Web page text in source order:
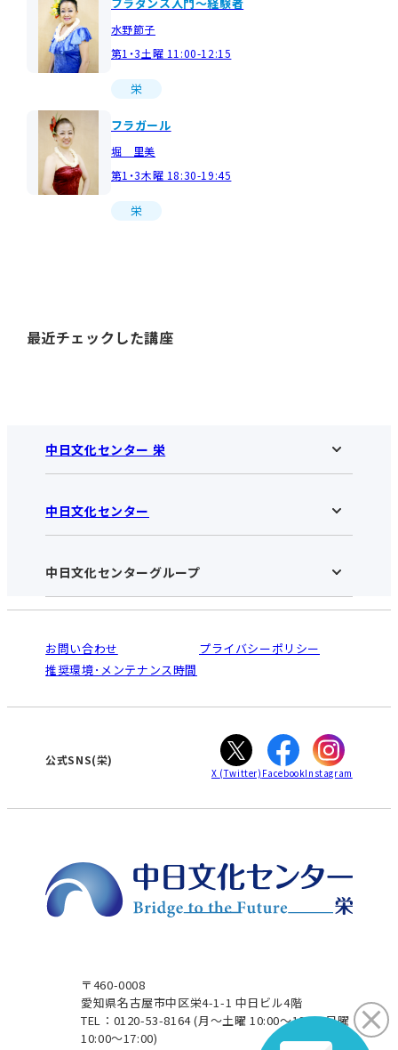
水野節子
第1・3土曜 11:00-12:15
栄
フラガール
堀 里美
第1・3木曜 18:30-19:45
栄
最近チェックした講座
中日文化センター 栄
中日文化センター 栄HOME
お知らせ
アクセス･営業時間
お申し込みの流れ
入会と受講のご案内
中日文化センター
中日文化センターHOME
中日文化センターとは
受講規約・会員特典
ご利用ガイド
オンライン講座受講の手順
WEBサイトのよくある質問
中日文化センターグループ
南大高
犬山
高蔵寺
大垣
津
お問い合わせ
プライバシーポリシー
推奨環境･メンテナンス時間
〒460-0008
愛知県名古屋市中区栄4-1-1 中日ビル4階
TEL：0120-53-8164(月～土曜 10:00～19:00 日曜
10:00～17:00)
公式SNS(栄)
X (Twitter) FacebookInstagram